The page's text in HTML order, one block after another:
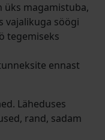
magamistuba,
vajalikuga söögi
tegemiseks
ennast
Läheduses
rand, sadam